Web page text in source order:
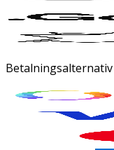
Betalningsalternativ